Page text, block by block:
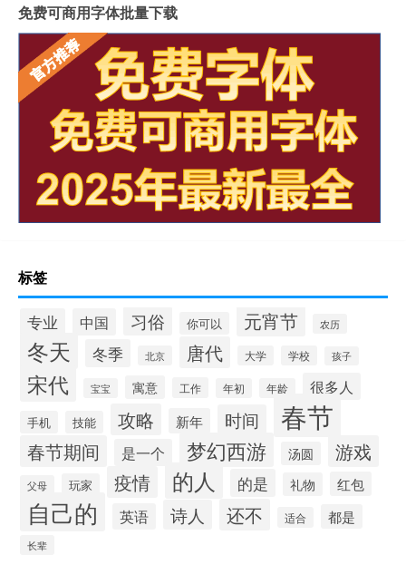
免费可商用字体批量下载
标签
专业 中国 习俗 你可以 元宵节 农历
冬天 冬季 北京 唐代 大学 学校 孩子
宋代 宝宝 寓意 工作 年初 年龄 很多人
手机 技能 攻略 新年 时间 春节
春节期间 是一个 梦幻西游 汤圆 游戏
父母 玩家 疫情 的人 的是 礼物 红包
自己的 英语 诗人 还不 适合 都是
长辈